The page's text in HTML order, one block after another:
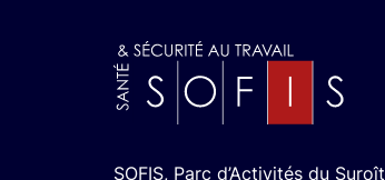
SOFIS, Parc d’Activités du Suroît